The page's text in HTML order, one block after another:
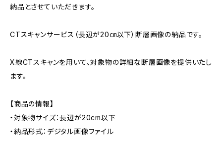
納品とさせていただきます。
CTスキャンサービス（長辺が20㎝以下）断層画像の納品です。
X線CTスキャンを用いて、対象物の詳細な断層画像を提供いたし
ます。
【商品の情報】
・対象物サイズ：長辺が20cm以下
・納品形式：デジタル画像ファイル